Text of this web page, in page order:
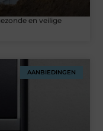
en veilige
AANBIEDINGEN